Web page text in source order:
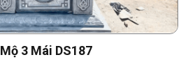
Mộ 3 Mái DS187